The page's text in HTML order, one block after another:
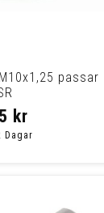
passar
kr